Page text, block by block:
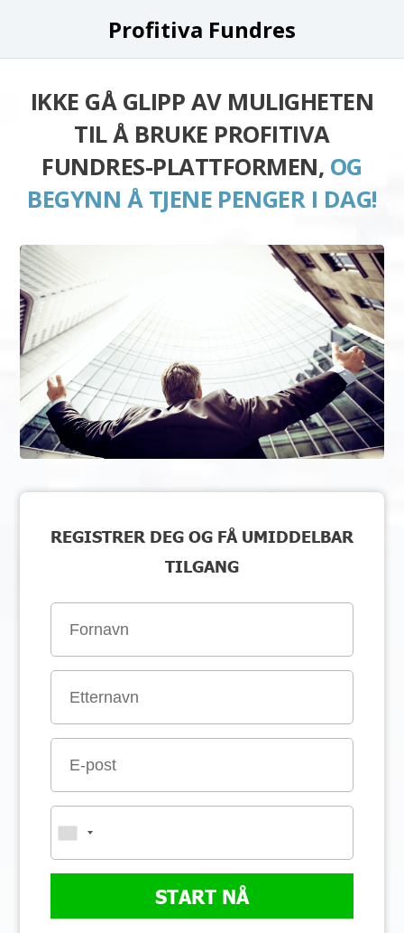
Profitiva Fundres
IKKE GÅ GLIPP AV MULIGHETEN
TIL Å BRUKE PROFITIVA
FUNDRES-PLATTFORMEN, OG
BEGYNN Å TJENE PENGER I DAG!
REGISTRER DEG OG FÅ UMIDDELBAR
TILGANG
START NÅ